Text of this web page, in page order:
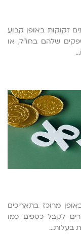
זקוקות באופן קבוע
שלהם בחו"ל, או
מרוכז בתאריכים
לקבל כספים כמו
בעלות…